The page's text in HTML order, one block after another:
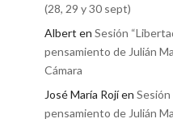
(28, 29 y 30 sept)
Albert en Sesión
pensamiento de Julián
Cámara
José María Rojíen
pensamiento de Julián